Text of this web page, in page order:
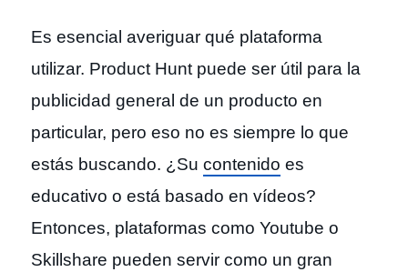
Es esencial averiguar qué plataforma
utilizar. Product Hunt puede ser útil para la
publicidad general de un producto en
particular, pero eso no es siempre lo que
estás buscando. ¿Su contenido es
educativo o está basado en vídeos?
Entonces, plataformas como Youtube o
Skillshare pueden servir como un gran